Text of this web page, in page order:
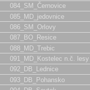
084_SM_Černovice
085_MD_jedovnice
086_SM_Orlovy
087_BO_Resice
088_MD_Trebic
091_MD_Kostelec n.č. lesy
092_DB_Lednice
093_DB_Pohansko